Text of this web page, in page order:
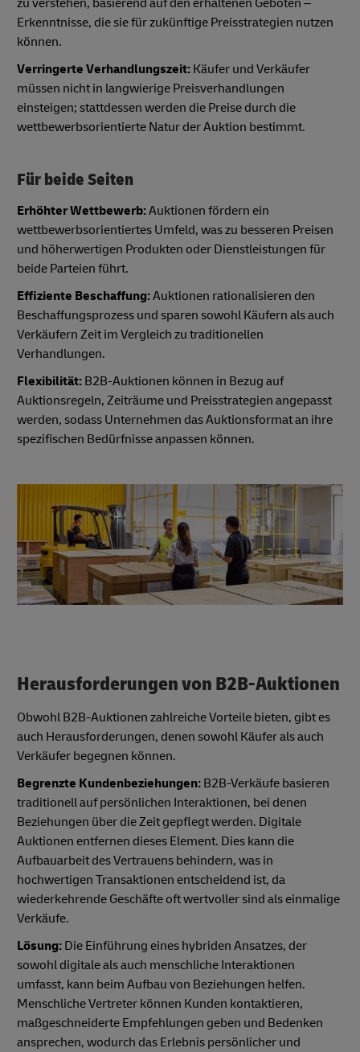
zu verstehen, basierend auf den erhaltenen Geboten –
Erkenntnisse, die sie für zukünftige Preisstrategien nutzen
können.
Verringerte Verhandlungszeit: Käufer und Verkäufer
müssen nicht in langwierige Preisverhandlungen
einsteigen; stattdessen werden die Preise durch die
wettbewerbsorientierte Natur der Auktion bestimmt.
Für beide Seiten
Erhöhter Wettbewerb:Auktionen fördern ein
wettbewerbsorientiertes Umfeld, was zu besseren Preisen
und höherwertigen Produkten oder Dienstleistungen für
beide Parteien führt.
Effiziente Beschaffung:Auktionen rationalisieren den
Beschaffungsprozess und sparen sowohl Käufern als auch
Verkäufern Zeit im Vergleich zu traditionellen
Verhandlungen.
Flexibilität: B2B-Auktionen können in Bezug auf
Auktionsregeln, Zeiträume und Preisstrategien angepasst
werden, sodass Unternehmen das Auktionsformat an ihre
spezifischen Bedürfnisse anpassen können.
Herausforderungen von B2B-Auktionen
Obwohl B2B-Auktionen zahlreiche Vorteile bieten, gibt es
auch Herausforderungen, denen sowohl Käufer als auch
Verkäufer begegnen können.
Begrenzte Kundenbeziehungen: B2B-Verkäufe basieren
traditionell auf persönlichen Interaktionen, bei denen
Beziehungen über die Zeit gepflegt werden. Digitale
Auktionen entfernen dieses Element. Dies kann die
Aufbauarbeit des Vertrauens behindern, was in
hochwertigen Transaktionen entscheidend ist, da
wiederkehrende Geschäfte oft wertvoller sind als einmalige
Verkäufe.
Lösung: Die Einführung eines hybriden Ansatzes, der
sowohl digitale als auch menschliche Interaktionen
umfasst, kann beim Aufbau von Beziehungen helfen.
Menschliche Vertreter können Kunden kontaktieren,
maßgeschneiderte Empfehlungen geben und Bedenken
ansprechen, wodurch das Erlebnis persönlicher und